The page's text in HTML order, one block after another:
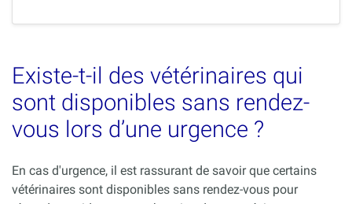
Existe-t-il des vétérinaires qui
sont disponibles sans rendez-
vous lors d’une urgence ?
En cas d'urgence, il est rassurant de savoir que certains
vétérinaires sont disponibles sans rendez-vous pour